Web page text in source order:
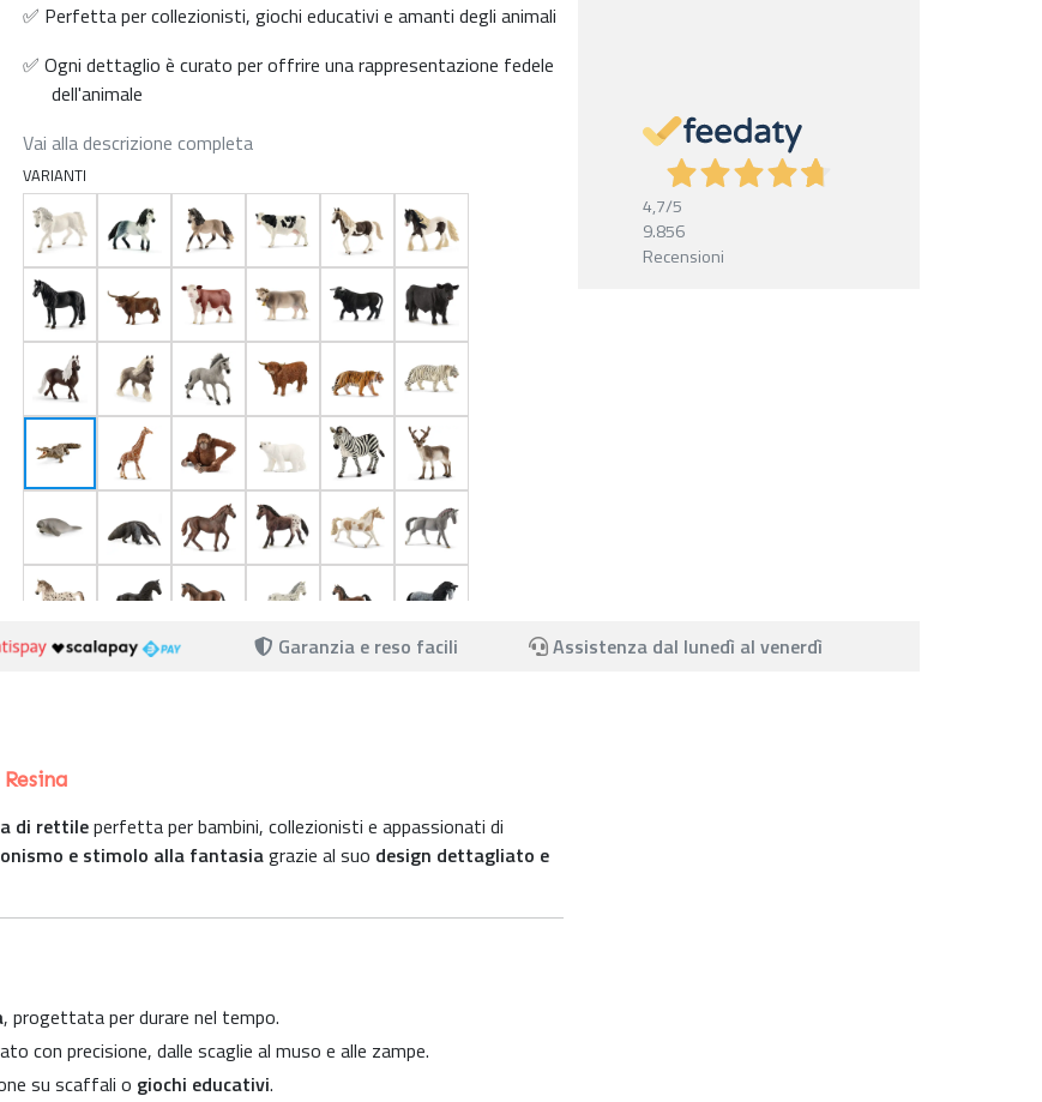
✅ Perfetta per collezionisti, giochi educativi e amanti degli animali
✅ Ogni dettaglio è curato per offrire una rappresentazione fedele
dell'animale
Vai alla descrizione completa
VARIANTI
4,7/5
9.856
Recensioni
Garanzia e reso facili Assistenza dal lunedì al venerdì
di rettileperfetta per bambini, collezionisti e appassionati di
e stimolo alla fantasiagrazie al suo design dettagliato e
, progettata per durare nel tempo.
con precisione, dalle scaglie al muso e alle zampe.
su scaffali o giochi educativi.